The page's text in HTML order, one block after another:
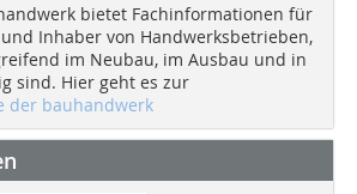
bietet Fachinformationen für
Inhaber von Handwerksbetrieben,
im Neubau, im Ausbau und in
sind. Hier geht es zur
der bauhandwerk